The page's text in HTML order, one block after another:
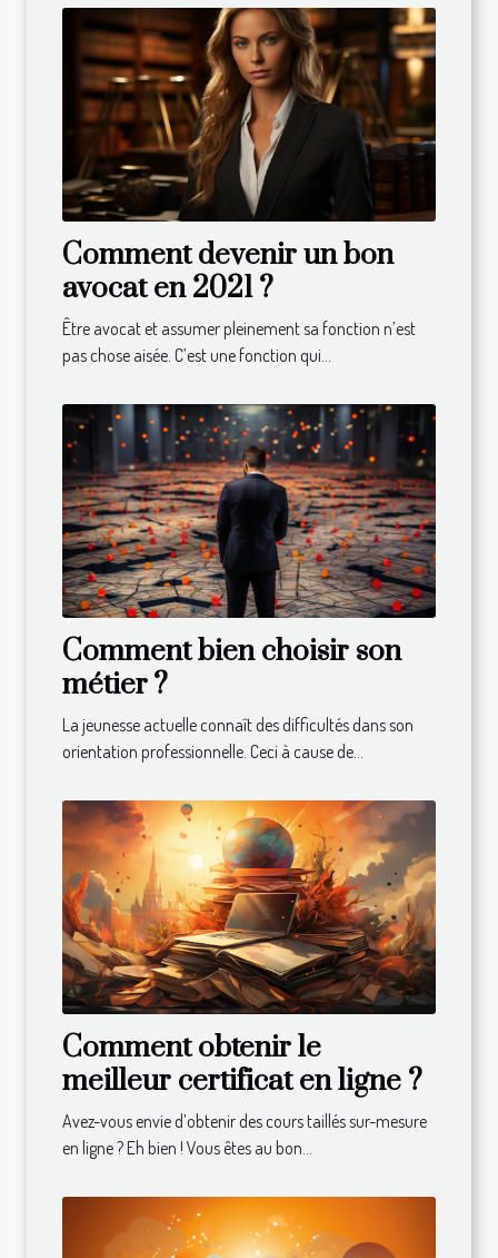
Comment devenir un bon
avocat en 2021 ?
Être avocat et assumer pleinement sa fonction n’est
pas chose aisée. C’est une fonction qui...
Comment bien choisir son
métier ?
La jeunesse actuelle connaît des difficultés dans son
orientation professionnelle. Ceci à cause de...
Comment obtenir le
meilleur certificat en ligne ?
Avez-vous envie d’obtenir des cours taillés sur-mesure
en ligne ? Eh bien ! Vous êtes au bon...